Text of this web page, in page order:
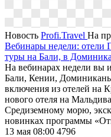
Новость Profi.Travel На
Вебинары недели: отели
туры на Бали, в
На вебинарах недели вы
Бали, Кении,
включения из отелей на
нового отеля на
Средиземному морю,
новинках программы
13 мая 08:00 4796